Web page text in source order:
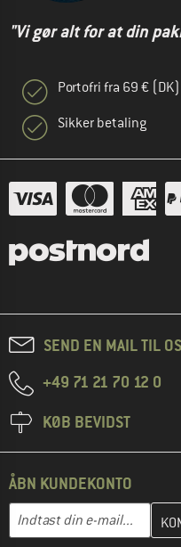
"Vi gør alt for at din
Portofri fra 69 € (DK)
Sikker betaling
SEND EN MAIL TIL
+49 71 21 70 12 0
KØB BEVIDST
ÅBN KUNDEKONTO
Indtast din e-mail...
Indtast din e-mailadresse